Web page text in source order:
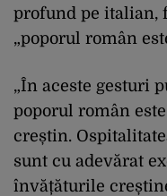
profund pe italian,
„poporul român
„În aceste gesturi
poporul român
creștin.
sunt cu adevărat
învățăturile